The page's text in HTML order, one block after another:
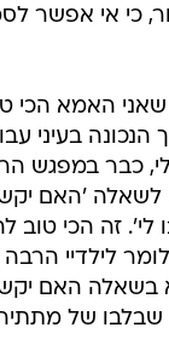
כי אי אפשר
האמא הכי
בעיני
כבר במפגש
'האם
לי'. זה הכי טוב
לילדיי הרבה
בשאלה האם
שבלבו של